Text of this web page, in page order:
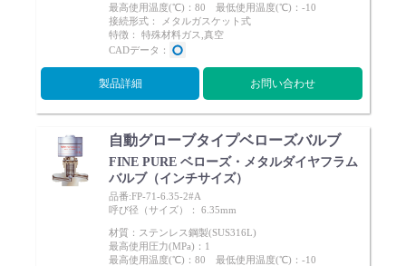
最高使用温度(℃)：80 最低使用温度(℃)：-10
接続形式： メタルガスケット式
特徴： 特殊材料ガス,真空
CADデータ：
製品詳細 お問い合わせ
自動グローブタイプベローズバルブ
FINE PURE ベローズ・メタルダイヤフラム
バルブ（インチサイズ）
品番:FP-71-6.35-2#A
呼び径（サイズ）： 6.35mm
材質：ステンレス鋼製(SUS316L)
最高使用圧力(MPa)：1
最高使用温度(℃)：80 最低使用温度(℃)：-10